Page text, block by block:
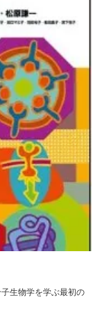
生物学を学ぶ最初の